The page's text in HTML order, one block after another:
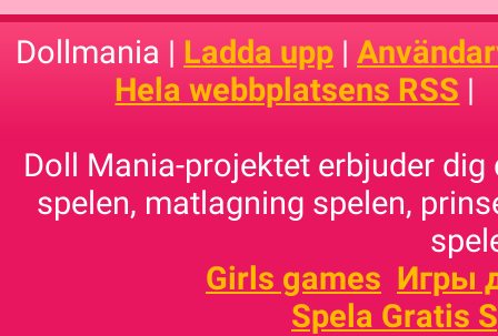
Dollmania | Ladda upp |
Hela webbplatsens RSS |
Doll Mania-projektet erbjuder
spelen, matlagning spelen,
Girls games Игры
Spela Gratis